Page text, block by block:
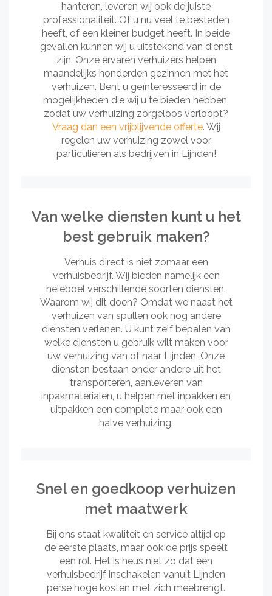
hanteren, leveren wij ook de juiste
professionaliteit. Of u nu veel te besteden
heeft, of een kleiner budget heeft. In beide
gevallen kunnen wij u uitstekend van dienst
zijn. Onze ervaren verhuizers helpen
maandelijks honderden gezinnen met het
verhuizen. Bent u geïnteresseerd in de
mogelijkheden die wij u te bieden hebben,
zodat uw verhuizing zorgeloos verloopt?
Vraag dan een vrijblijvende offerte. Wij
regelen uw verhuizing zowel voor
particulieren als bedrijven in Lijnden!
Van welke diensten kunt u het
best gebruik maken?
Verhuis direct is niet zomaar een
verhuisbedrijf. Wij bieden namelijk een
heleboel verschillende soorten diensten.
Waarom wij dit doen? Omdat we naast het
verhuizen van spullen ook nog andere
diensten verlenen. U kunt zelf bepalen van
welke diensten u gebruik wilt maken voor
uw verhuizing van of naar Lijnden. Onze
diensten bestaan onder andere uit het
transporteren, aanleveren van
inpakmaterialen, u helpen met inpakken en
uitpakken een complete maar ook een
halve verhuizing.
Snel en goedkoop verhuizen
met maatwerk
Bij ons staat kwaliteit en service altijd op
de eerste plaats, maar ook de prijs speelt
een rol. Het is heus niet zo dat een
verhuisbedrijf inschakelen vanuit Lijnden
perse hoge kosten met zich meebrengt.